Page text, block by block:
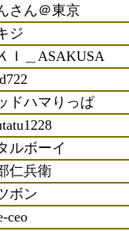
さん＠東京
ジ
Ｉ＿ASAKUSA
ドハマりっぱ
ルボーイ
仁兵衛
ボン
ceo